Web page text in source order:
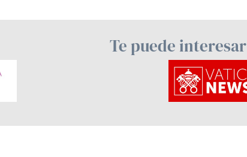
Te puede interesar